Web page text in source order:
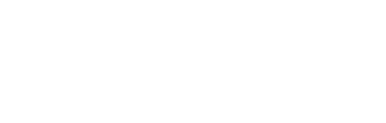
udvikling hos Nordvestjyllands Brandvæsen